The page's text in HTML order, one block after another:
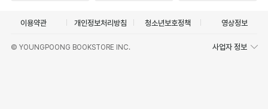
이용약관 개인정보처리방침 청소년보호정책 영상정보
© YOUNGPOONG BOOKSTORE INC. 사업자 정보